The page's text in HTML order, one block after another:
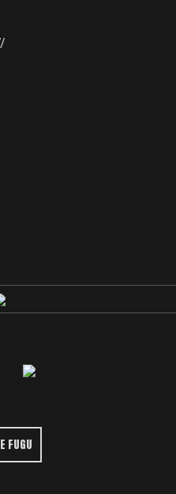
FUGU